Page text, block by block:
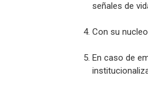
señales de
Con su
En caso de